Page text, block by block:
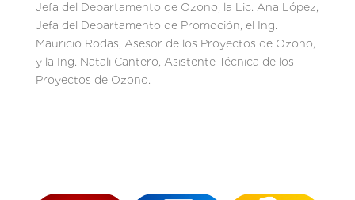
Jefa del Departamento de Ozono, la Lic. Ana López,
Jefa del Departamento de Promoción, el Ing.
Mauricio Rodas, Asesor de los Proyectos de Ozono,
y la Ing. Natali Cantero, Asistente Técnica de los
Proyectos de Ozono.